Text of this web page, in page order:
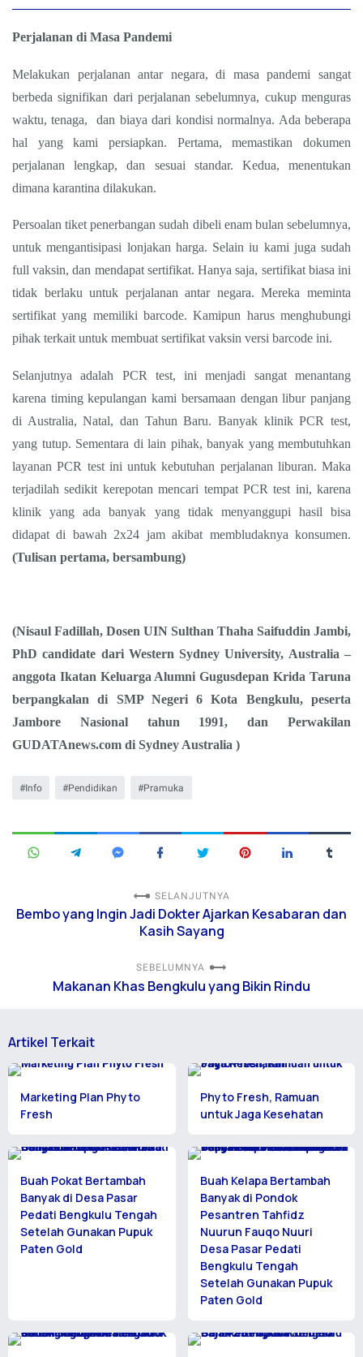
Perjalanan di Masa Pandemi
Melakukan perjalanan antar negara, di masa pandemi sangat
berbeda signifikan dari perjalanan sebelumnya, cukup menguras
waktu, tenaga,
dan biaya dari kondisi normalnya. Ada beberapa
hal yang kami persiapkan. Pertama, memastikan dokumen
perjalanan lengkap, dan sesuai standar. Kedua, menentukan
dimana karantina dilakukan.
Persoalan tiket penerbangan sudah dibeli enam bulan sebelumnya,
untuk mengantisipasi lonjakan harga. Selain iu kami juga sudah
full vaksin, dan mendapat sertifikat. Hanya saja, sertifikat biasa ini
tidak berlaku untuk perjalanan antar negara. Mereka meminta
sertifikat yang memiliki barcode. Kamipun harus menghubungi
pihak terkait untuk membuat sertifikat vaksin versi barcode ini.
Selanjutnya adalah PCR test, ini menjadi sangat menantang
karena timing kepulangan kami bersamaan dengan libur panjang
di Australia, Natal, dan Tahun Baru. Banyak klinik PCR test,
yang tutup. Sementara di lain pihak, banyak yang membutuhkan
layanan PCR test ini untuk kebutuhan perjalanan liburan. Maka
terjadilah sedikit kerepotan mencari tempat PCR test ini, karena
klinik yang ada banyak yang tidak menyanggupi hasil bisa
didapat di bawah 2x24 jam akibat membludaknya konsumen.
(Tulisan pertama, bersambung)
(Nisaul Fadillah, Dosen UIN Sulthan Thaha Saifuddin Jambi,
PhD candidate dari Western Sydney University, Australia –
anggota Ikatan Keluarga Alumni Gugusdepan Krida Taruna
berpangkalan di SMP Negeri 6 Kota Bengkulu, peserta
Jambore Nasional tahun 1991, dan Perwakilan
GUDATAnews.com di Sydney Australia )
Info Pendidikan Pramuka
SELANJUTNYA
Bembo yang Ingin Jadi Dokter Ajarkan Kesabaran dan
Kasih Sayang
SEBELUMNYA
Makanan Khas Bengkulu yang Bikin Rindu
Artikel Terkait
Marketing Plan Phyto
Fresh
Phyto Fresh, Ramuan
untuk Jaga Kesehatan
Buah Pokat Bertambah
Banyak di Desa Pasar
Pedati Bengkulu Tengah
Setelah Gunakan Pupuk
Paten Gold
Buah Kelapa Bertambah
Banyak di Pondok
Pesantren Tahfidz
Nuurun Fauqo Nuuri
Desa Pasar Pedati
Bengkulu Tengah
Setelah Gunakan Pupuk
Paten Gold